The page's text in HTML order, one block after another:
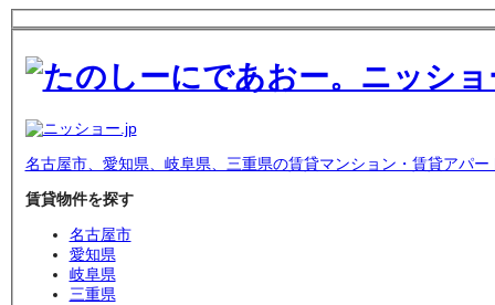
名古屋市、愛知県、岐阜県、三重県の賃貸マンション・賃貸アパー
賃貸物件を探す
名古屋市
愛知県
岐阜県
三重県